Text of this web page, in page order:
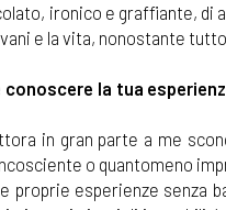
ironico e graffiante, di
e la vita, nonostante
la tua
in gran parte a me
o quantomeno
esperienze senza